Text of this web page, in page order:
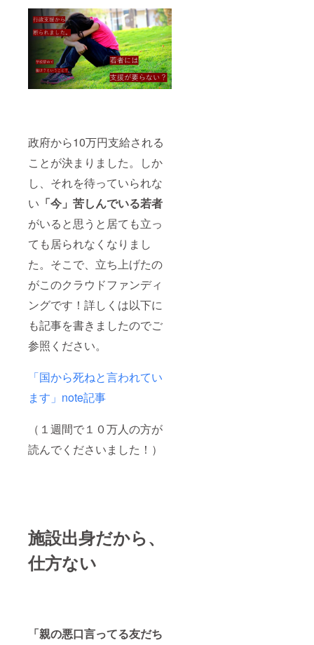
政府から10万円支給される
ことが決まりました。しか
し、それを待っていられな
い 「今」苦しんでいる若者
がいると思うと居ても立っ
ても居られなくなりまし
た。そこで、立ち上げたの
がこのクラウドファンディ
ングです！詳しくは以下に
も記事を書きましたのでご
参照ください。
「国から死ねと言われてい
ます」note記事
（１週間で１０万人の方が
読んでくださいました！）
施設出身だから、
仕方ない
「親の悪口言ってる友だち